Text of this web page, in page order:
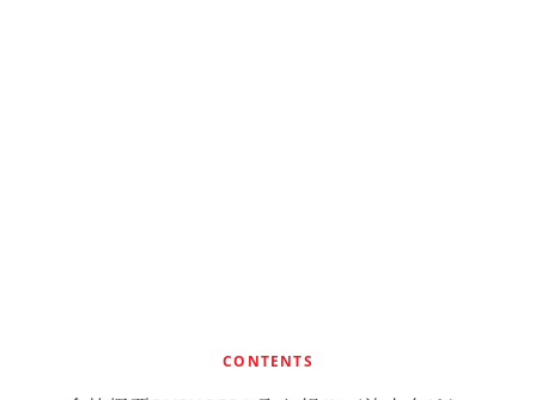
CONTENTS